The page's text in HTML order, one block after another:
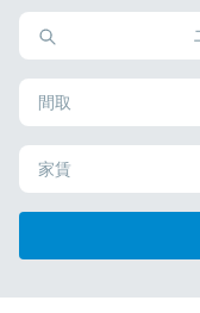
間取
家賃